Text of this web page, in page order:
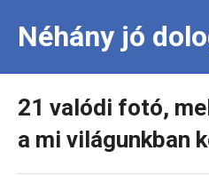
Néhány jó
21 valódi fotó,
a mi világunkban